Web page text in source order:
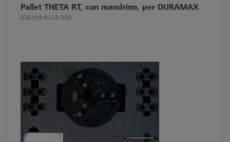
Pallet THETA RT, con mandrino, per DURAMAX
626109-9232-000